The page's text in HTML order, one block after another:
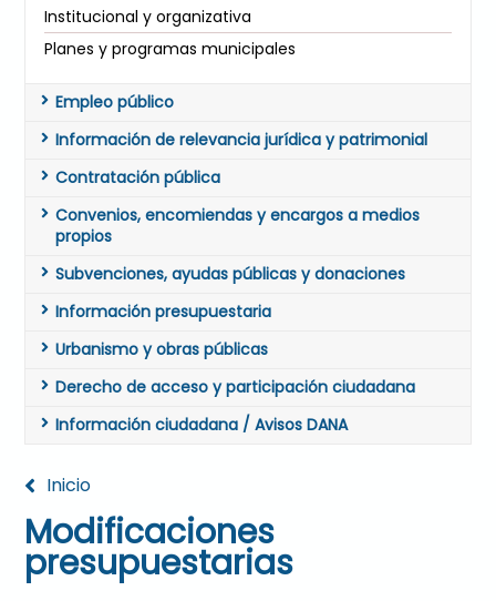
Institucional y organizativa
Planes y programas municipales
Empleo público
Información de relevancia jurídica y patrimonial
Contratación pública
Convenios, encomiendas y encargos a medios
propios
Subvenciones, ayudas públicas y donaciones
Información presupuestaria
Urbanismo y obras públicas
Derecho de acceso y participación ciudadana
Información ciudadana / Avisos DANA
Inicio
Modificaciones
presupuestarias